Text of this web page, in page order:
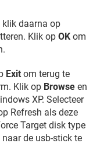
klik daarna op
Klik op OK om
Exit om terug te
Klik op Browse en
XP. Selecteer
Refresh als deze
Target disk type
de usb-stick te